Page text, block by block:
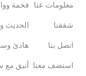
معلومات عنا
شققنا
اتصل بنا
استضف معنا
فخمة
الحديث
هادئ
أنيق